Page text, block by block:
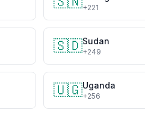
+221
🇸🇩Sudan
+249
🇺🇬Uganda
+256